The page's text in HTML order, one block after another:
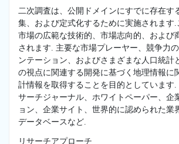
二次調査は、公開ドメインにすでに存在す
集、および定式化するために実施されます.
市場の広範な技術的、市場志向的、および
されます. 主要な市場プレーヤー、競争力
ンテーション、およびさまざまな人口統計
の視点に関連する開発に基づく地理情報に
計情報を取得することを目的としています.
サーチジャーナル、ホワイトペーパー、企
ョン、企業サイト、世界的に認められた業
データベースなど.
リサーチアプローチ